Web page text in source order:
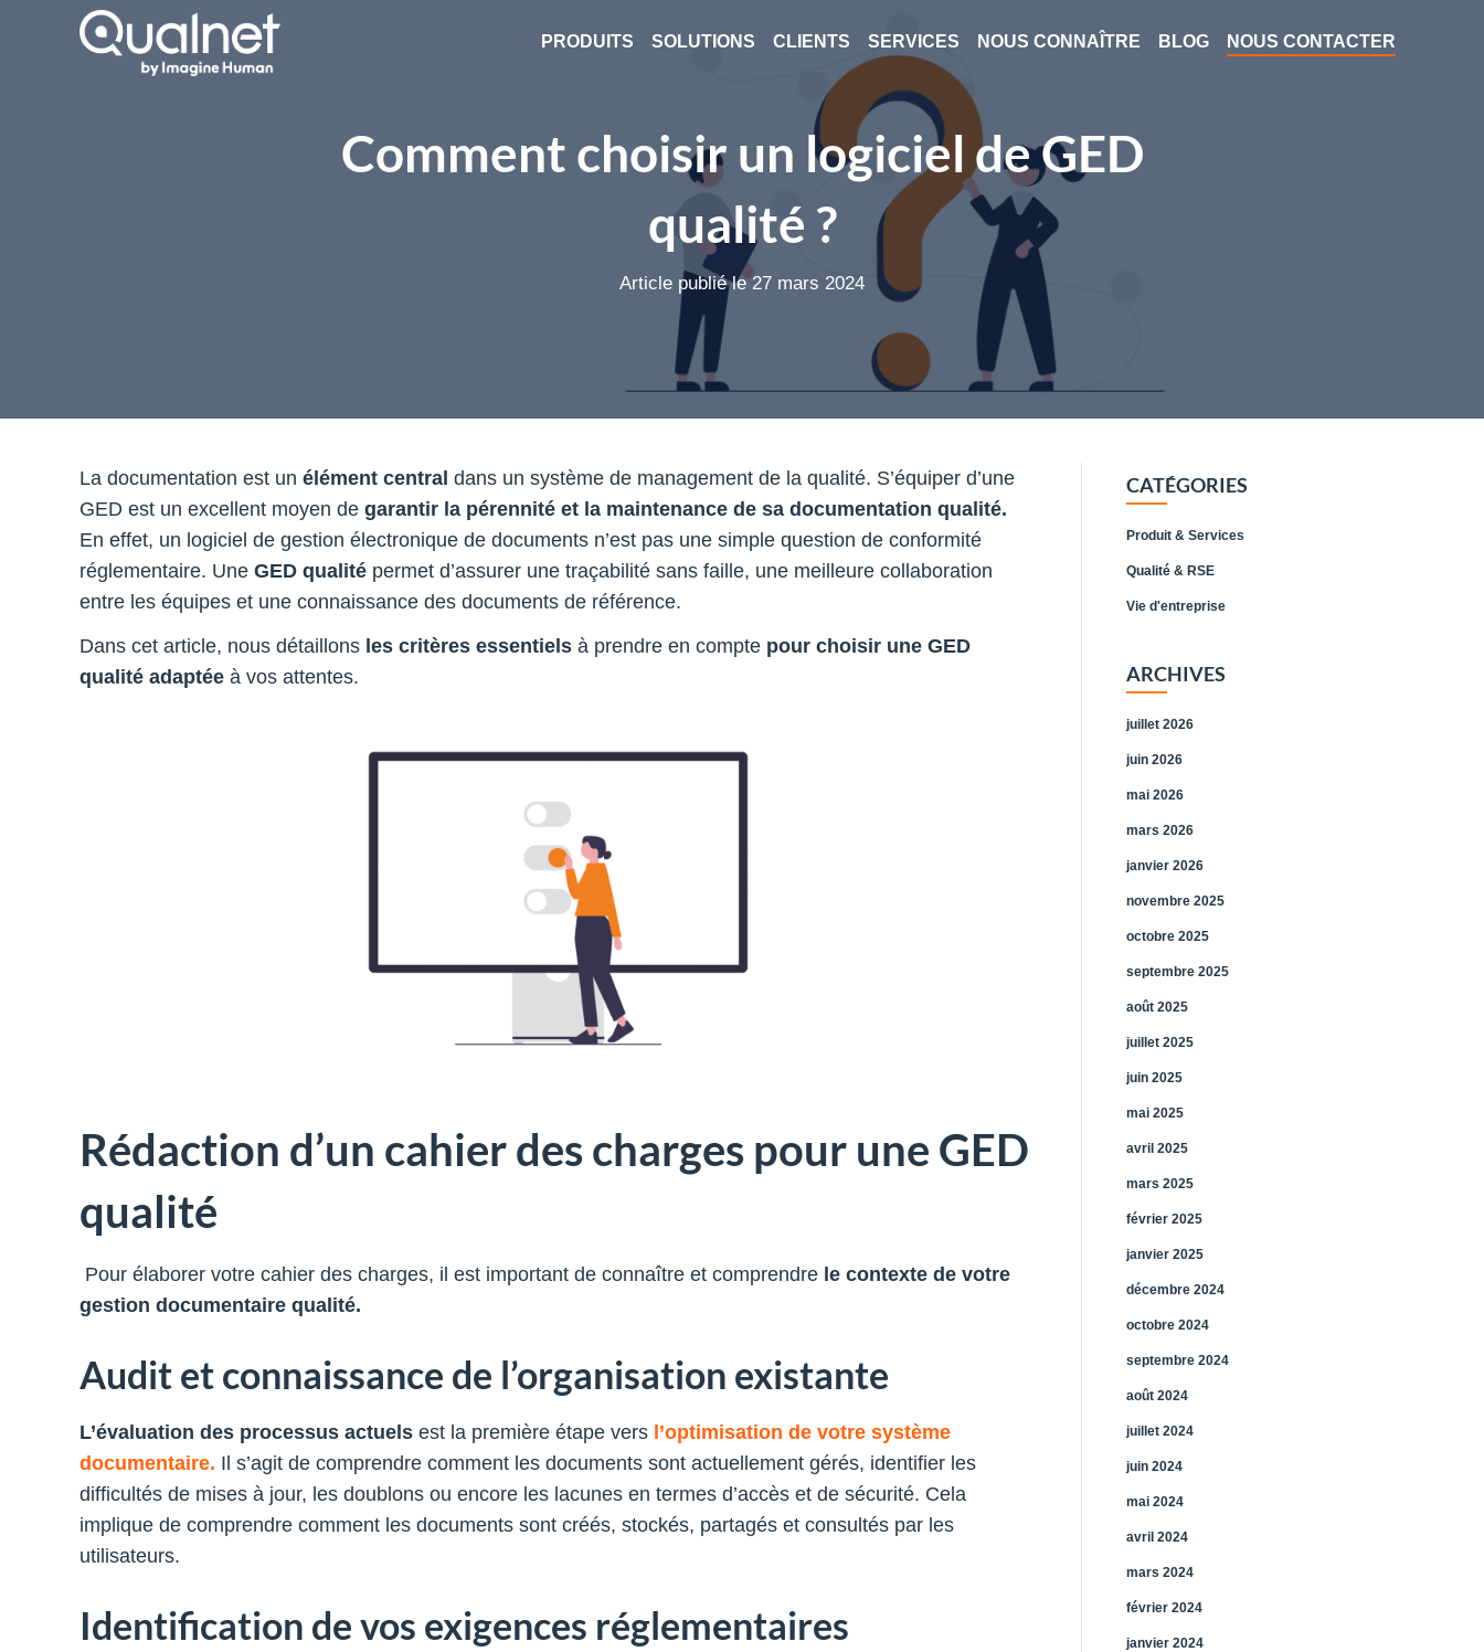
PRODUITS SOLUTIONS CLIENTS SERVICES NOUS CONNAÎTRE BLOG NOUS CONTACTER
Comment choisir un logiciel de GED
qualité ?
Article publié le 27 mars 2024
La documentation est un élément central dans un système de management de la qualité. S’équiper d’une
GED est un excellent moyen de garantir la pérennité et la maintenance de sa documentation qualité.
En effet, un logiciel de gestion électronique de documents n’est pas une simple question de conformité
réglementaire. Une GED qualité permet d’assurer une traçabilité sans faille, une meilleure collaboration
entre les équipes et une connaissance des documents de référence.
Dans cet article, nous détaillons les critères essentiels à prendre en compte pour choisir une GED
qualité adaptée à vos attentes.
Rédaction d’un cahier des charges pour une GED
qualité
Pour élaborer votre cahier des charges, il est important de connaître et comprendre le contexte de votre
gestion documentaire qualité.
Audit et connaissance de l’organisation existante
L’évaluation des processus actuels est la première étape vers l’optimisation de votre système
documentaire. Il s’agit de comprendre comment les documents sont actuellement gérés, identifier les
difficultés de mises à jour, les doublons ou encore les lacunes en termes d’accès et de sécurité. Cela
implique de comprendre comment les documents sont créés, stockés, partagés et consultés par les
utilisateurs.
Identification de vos exigences réglementaires
CATÉGORIES
Produit & Services
Qualité & RSE
Vie d'entreprise
ARCHIVES
juillet 2026
juin 2026
mai 2026
mars 2026
janvier 2026
novembre 2025
octobre 2025
septembre 2025
août 2025
juillet 2025
juin 2025
mai 2025
avril 2025
mars 2025
février 2025
janvier 2025
décembre 2024
octobre 2024
septembre 2024
août 2024
juillet 2024
juin 2024
mai 2024
avril 2024
mars 2024
février 2024
janvier 2024